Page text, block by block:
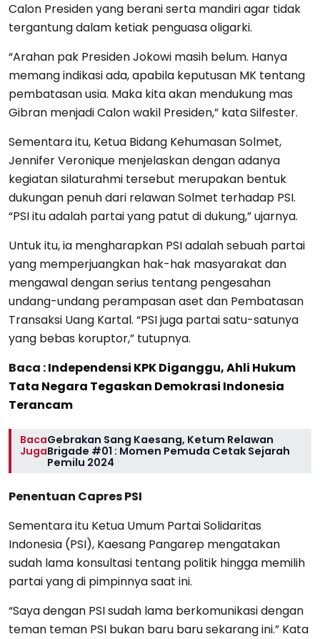
Calon Presiden yang berani serta mandiri agar tidak
tergantung dalam ketiak penguasa oligarki.
“Arahan pak Presiden Jokowi masih belum. Hanya
memang indikasi ada, apabila keputusan MK tentang
pembatasan usia. Maka kita akan mendukung mas
Gibran menjadi Calon wakil Presiden,” kata Silfester.
Sementara itu, Ketua Bidang Kehumasan Solmet,
Jennifer Veronique menjelaskan dengan adanya
kegiatan silaturahmi tersebut merupakan bentuk
dukungan penuh dari relawan Solmet terhadap PSI.
“PSI itu adalah partai yang patut di dukung,” ujarnya.
Untuk itu, ia mengharapkan PSI adalah sebuah partai
yang memperjuangkan hak-hak masyarakat dan
mengawal dengan serius tentang pengesahan
undang-undang perampasan aset dan Pembatasan
Transaksi Uang Kartal. “PSI juga partai satu-satunya
yang bebas koruptor,” tutupnya.
Baca :Independensi KPK Diganggu, Ahli Hukum
Tata Negara Tegaskan Demokrasi Indonesia
Terancam
Baca
Juga
Gebrakan Sang Kaesang, Ketum Relawan
Brigade #01 : Momen Pemuda Cetak Sejarah
Pemilu 2024
Penentuan Capres PSI
Sementara itu Ketua Umum Partai Solidaritas
Indonesia (PSI), Kaesang Pangarep mengatakan
sudah lama konsultasi tentang politik hingga memilih
partai yang di pimpinnya saat ini.
“Saya dengan PSI sudah lama berkomunikasi dengan
teman teman PSI bukan baru baru sekarang ini.” Kata